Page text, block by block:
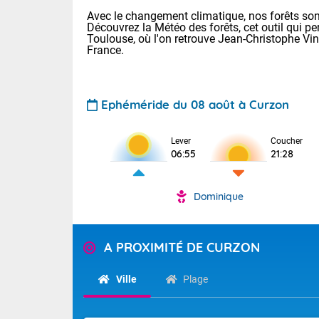
Avec le changement climatique, nos forêts
Découvrez la Météo des forêts, cet outil qui
Toulouse, où l'on retrouve Jean-Christophe
France.
Ephéméride du 08 août à Curzon
Lever
06:55
Coucher
21:28
Dominique
A PROXIMITÉ DE CURZON
Ville Plage
Voici les
: 13/28 Paris
Clermont-Fd
Limoges :
Lille : 14/29
Très
(83), et